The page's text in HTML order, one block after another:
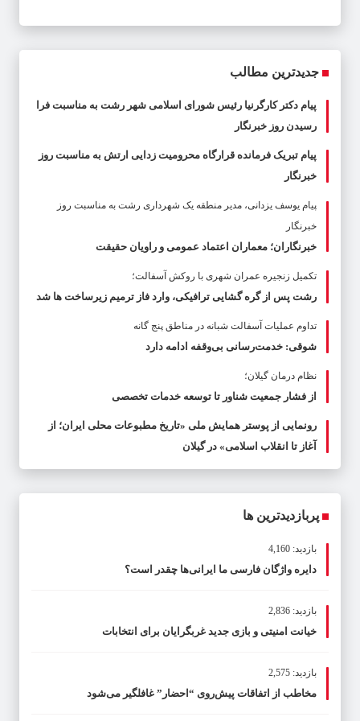
جدیدترین مطالب
پیام دکتر کارگرنیا رئیس شورای اسلامی شهر رشت به مناسبت فرا
رسیدن روز خبرنگار
پیام تبریک فرمانده قرارگاه محرومیت‌ زدایی ارتش به مناسبت روز
خبرنگار
پیام یوسف یزدانی، مدیر منطقه یک شهرداری رشت به مناسبت روز
خبرنگار
خبرنگاران؛ معماران اعتماد عمومی و راویان حقیقت
تکمیل زنجیره عمران شهری با روکش آسفالت؛
رشت پس از گره گشایی ترافیکی، وارد فاز ترمیم زیرساخت ها شد
تداوم عملیات آسفالت‌ شبانه در مناطق پنج گانه
شوقی: خدمت‌رسانی بی‌وقفه ادامه دارد
نظام درمان گیلان؛
از فشار جمعیت شناور تا توسعه خدمات تخصصی
رونمایی از پوستر همایش ملی «تاریخ مطبوعات محلی ایران؛ از
آغاز تا انقلاب اسلامی» در گیلان
پربازدیدترین ها
بازدید: 4,160
دایره واژگان فارسی ما ایرانی‌ها چقدر است؟
بازدید: 2,836
خیانت امنیتی و بازی جدید غربگرایان برای انتخابات
بازدید: 2,575
مخاطب از اتفاقات پیش‌روی “احضار” غافلگیر می‌شود